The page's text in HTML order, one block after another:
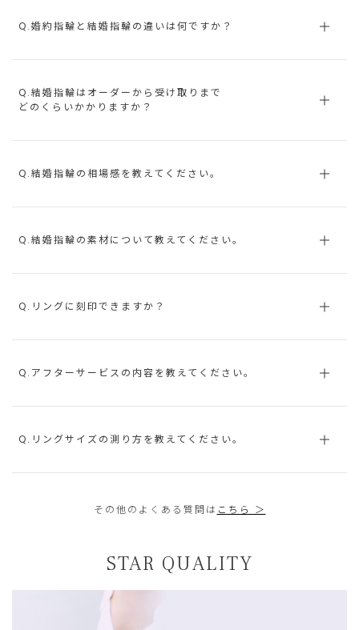
Q.婚約指輪と結婚指輪の違いは何ですか？
Q.結婚指輪はオーダーから受け取りまで
どのくらいかかりますか？
Q.結婚指輪の相場感を教えてください。
Q.結婚指輪の素材について教えてください。
Q.リングに刻印できますか？
Q.アフターサービスの内容を教えてください。
Q.リングサイズの測り方を教えてください。
その他のよくある質問は こちら ＞
STAR QUALITY